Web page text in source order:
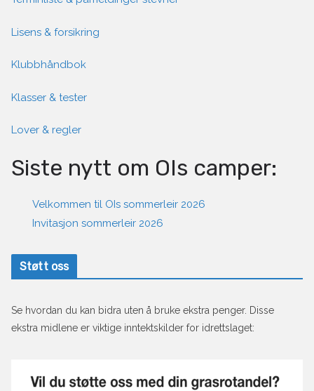
Lisens & forsikring
Klubbhåndbok
Klasser & tester
Lover & regler
Siste nytt om OIs camper:
Velkommen til OIs sommerleir 2026
Invitasjon sommerleir 2026
Støtt oss
Se hvordan du kan bidra uten å bruke ekstra penger. Disse
ekstra midlene er viktige inntektskilder for idrettslaget: